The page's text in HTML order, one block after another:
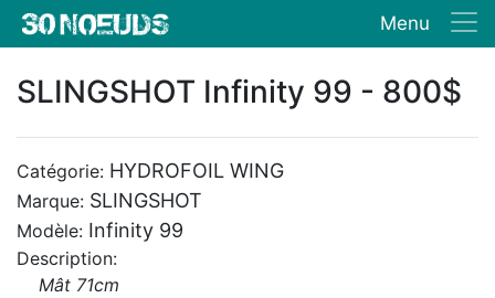
Menu
SLINGSHOT Infinity 99 - 800$
Catégorie: HYDROFOIL WING
Marque: SLINGSHOT
Modèle: Infinity 99
Description:
Mât 71cm